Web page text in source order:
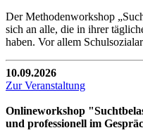
Der Methodenworkshop
sich an alle, die in ihrer
haben. Vor allem
10.09.2026
Zur Veranstaltung
Onlineworkshop
und professionell im